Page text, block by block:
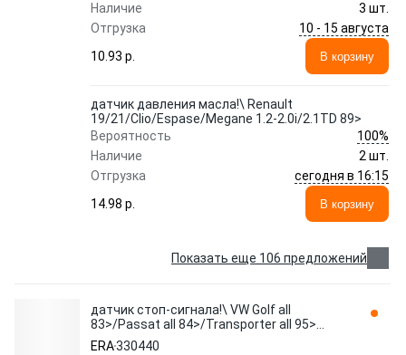
Наличие
3 шт.
Отгрузка
10 - 15 августа
10.93 p.
В корзину
датчик давления масла!\ Renault
19/21/Clio/Espase/Megane 1.2-2.0i/2.1TD 89>
Вероятность
100%
Наличие
2 шт.
Отгрузка
сегодня в 16:15
14.98 p.
В корзину
Показать еще 106 предложений
датчик стоп-сигнала!\ VW Golf all
83>/Passat all 84>/Transporter all 95>
330440
ERA330440